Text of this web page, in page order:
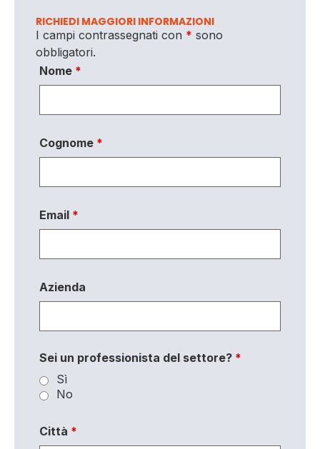
RICHIEDI MAGGIORI INFORMAZIONI
I campi contrassegnati con * sono
obbligatori.
Nome *
Cognome *
Email *
Azienda
Sei un professionista del settore? *
Sì
No
Città *